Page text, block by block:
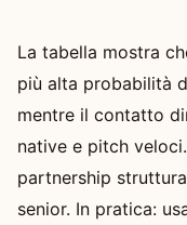
La tabella mostra
più alta probabilità
mentre il contatto
native e pitch
partnership
senior. In pratica: